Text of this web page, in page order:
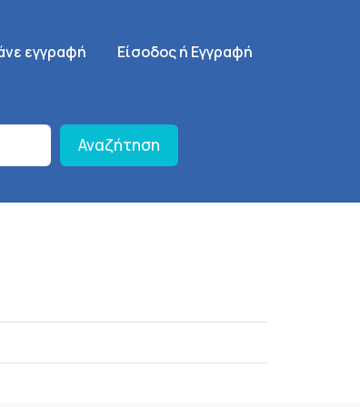
εγγραφή SignUp Menu
Είσοδος ή Εγγραφή
Αναζήτηση